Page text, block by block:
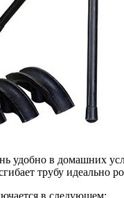
удобно в домашних
трубу идеально
в следующем: